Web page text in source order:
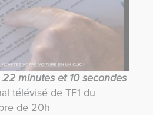
minutes et 10 secondes
télévisé de TF1 du
de 20h